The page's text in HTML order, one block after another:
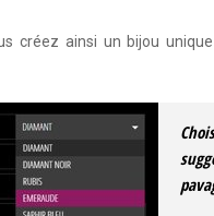
créez ainsi un bijou